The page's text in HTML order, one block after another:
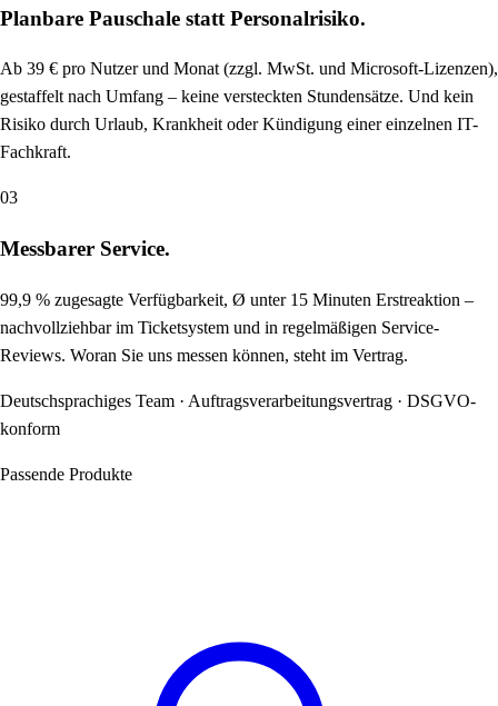
Planbare Pauschale statt Personalrisiko.
Ab 39 € pro Nutzer und Monat (zzgl. MwSt. und Microsoft-Lizenzen),
gestaffelt nach Umfang – keine versteckten Stundensätze. Und kein
Risiko durch Urlaub, Krankheit oder Kündigung einer einzelnen IT-
Fachkraft.
03
Messbarer Service.
99,9 % zugesagte Verfügbarkeit, Ø unter 15 Minuten Erstreaktion –
nachvollziehbar im Ticketsystem und in regelmäßigen Service-
Reviews. Woran Sie uns messen können, steht im Vertrag.
Deutschsprachiges Team · Auftragsverarbeitungsvertrag · DSGVO-
konform
Passende Produkte